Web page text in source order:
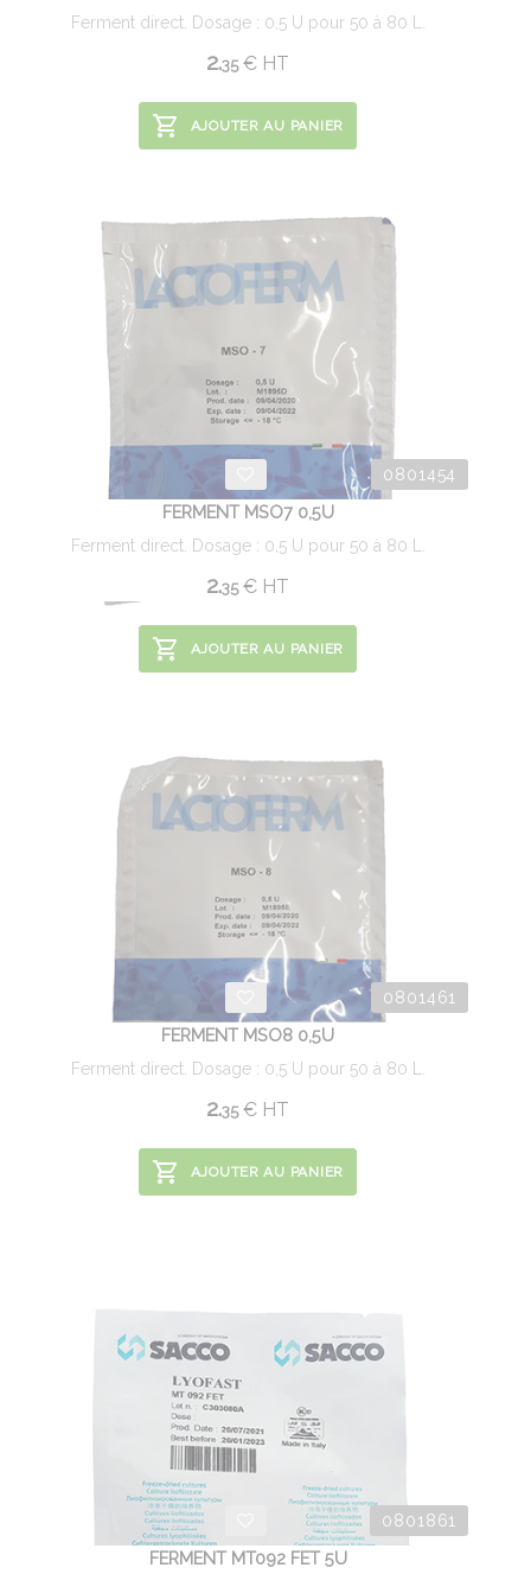
Ferment direct. Dosage : 0,5 U pour 50 à 80 L.
2.35 € HT
AJOUTER AU PANIER
0801454
FERMENT MSO7 0,5U
Ferment direct. Dosage : 0,5 U pour 50 à 80 L.
2.35 € HT
AJOUTER AU PANIER
0801461
FERMENT MSO8 0,5U
Ferment direct. Dosage : 0,5 U pour 50 à 80 L.
2.35 € HT
AJOUTER AU PANIER
0801861
FERMENT MT092 FET 5U